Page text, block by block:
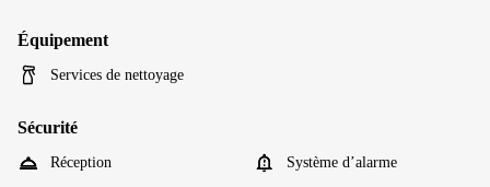
Équipement
Services de nettoyage
Sécurité
Réception Système d’alarme